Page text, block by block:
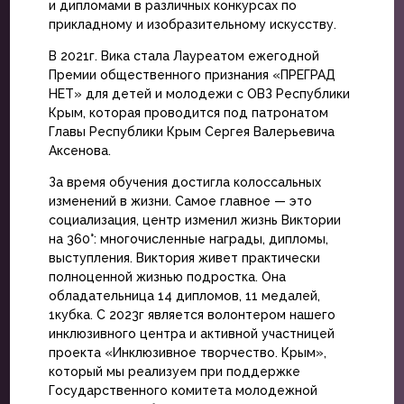
и дипломами в различных конкурсах по
прикладному и изобразительному искусству.
В 2021г. Вика стала Лауреатом ежегодной
Премии общественного признания «ПРЕГРАД
НЕТ» для детей и молодежи с ОВЗ Республики
Крым, которая проводится под патронатом
Главы Республики Крым Сергея Валерьевича
Аксенова.
За время обучения достигла колоссальных
изменений в жизни. Самое главное — это
социализация, центр изменил жизнь Виктории
на 360°: многочисленные награды, дипломы,
выступления. Виктория живет практически
полноценной жизнью подростка. Она
обладательница 14 дипломов, 11 медалей,
1кубка. С 2023г является волонтером нашего
инклюзивного центра и активной участницей
проекта «Инклюзивное творчество. Крым»,
который мы реализуем при поддержке
Государственного комитета молодежной